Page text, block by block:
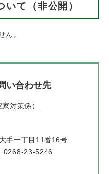
て（非公開）
ん。
い合わせ先
対策係）
手一丁目11番16号
0268-23-5246